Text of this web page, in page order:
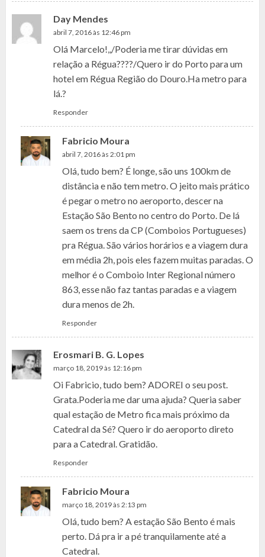
Day Mendes
abril 7, 2016 às 12:46 pm
Olá Marcelo!,,/Poderia me tirar dúvidas em
relação a Régua????/Quero ir do Porto para um
hotel em Régua Região do Douro.Ha metro para
lá.?
Responder
Fabricio Moura
abril 7, 2016 às 2:01 pm
Olá, tudo bem? É longe, são uns 100km de
distância e não tem metro. O jeito mais prático
é pegar o metro no aeroporto, descer na
Estação São Bento no centro do Porto. De lá
saem os trens da CP (Comboios Portugueses)
pra Régua. São vários horários e a viagem dura
em média 2h, pois eles fazem muitas paradas. O
melhor é o Comboio Inter Regional número
863, esse não faz tantas paradas e a viagem
dura menos de 2h.
Responder
Erosmari B. G. Lopes
março 18, 2019 às 12:16 pm
Oi Fabricio, tudo bem? ADOREI o seu post.
Grata.Poderia me dar uma ajuda? Queria saber
qual estação de Metro fica mais próximo da
Catedral da Sé? Quero ir do aeroporto direto
para a Catedral. Gratidão.
Responder
Fabricio Moura
março 18, 2019 às 2:13 pm
Olá, tudo bem? A estação São Bento é mais
perto. Dá pra ir a pé tranquilamente até a
Catedral.